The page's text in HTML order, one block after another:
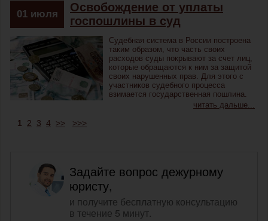
01 июля
Освобождение от уплаты
госпошлины в суд
Судебная система в России построена
таким образом, что часть своих
расходов суды покрывают за счет лиц,
которые обращаются к ним за защитой
своих нарушенных прав. Для этого с
участников судебного процесса
взимается государственная пошлина.
читать дальше...
1 2 3 4 >> >>>
Задайте вопрос дежурному
юристу,
и получите бесплатную консультацию
в течение 5 минут.